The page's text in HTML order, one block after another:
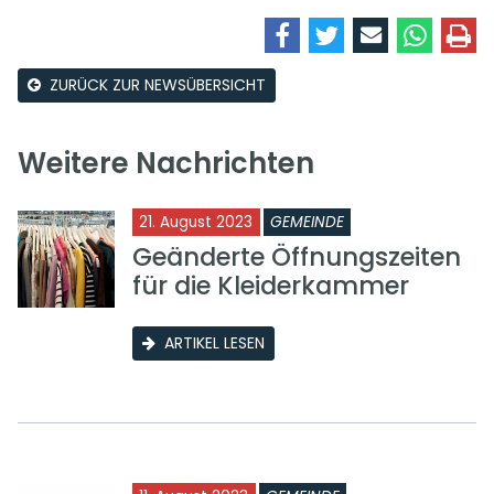
ZURÜCK ZUR NEWSÜBERSICHT
Weitere Nachrichten
21. August 2023 GEMEINDE
Geänderte Öffnungszeiten
für die Kleiderkammer
ARTIKEL LESEN